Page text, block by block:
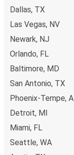
Dallas, TX
Las Vegas, NV
Newark, NJ
Orlando, FL
Baltimore, MD
San Antonio, TX
Phoenix-Tempe,
Detroit, MI
Miami, FL
Seattle, WA